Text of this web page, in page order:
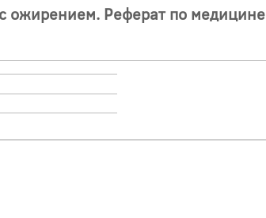
ожирением. Реферат по медицине